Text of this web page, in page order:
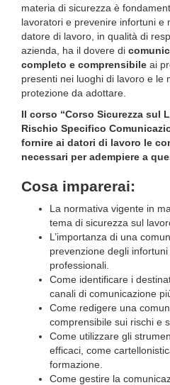
materia di sicurezza è
lavoratori e prevenire infortuni e
datore di lavoro, in qualità di
azienda, ha il dovere di
completo e comprensibile ai
presenti nei luoghi di lavoro e le
protezione da adottare.
Il corso “Corso Sicurezza sul
Rischio Specifico
fornire ai datori di lavoro le
necessari per adempiere a
Cosa imparerai:
La normativa vigente in
tema di sicurezza sul
L’importanza di una
prevenzione degli
professionali.
Come identificare i
canali di comunicazione
Come redigere una
comprensibile sui rischi e
Come utilizzare gli
efficaci, come
formazione.
Come gestire la